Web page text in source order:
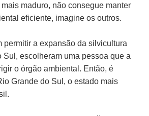
maduro, não consegue manter
eficiente, imagine os outros.
permitir a expansão da silvicultura
Sul, escolheram uma pessoa que a
o órgão ambiental. Então, é
Grande do Sul, o estado mais